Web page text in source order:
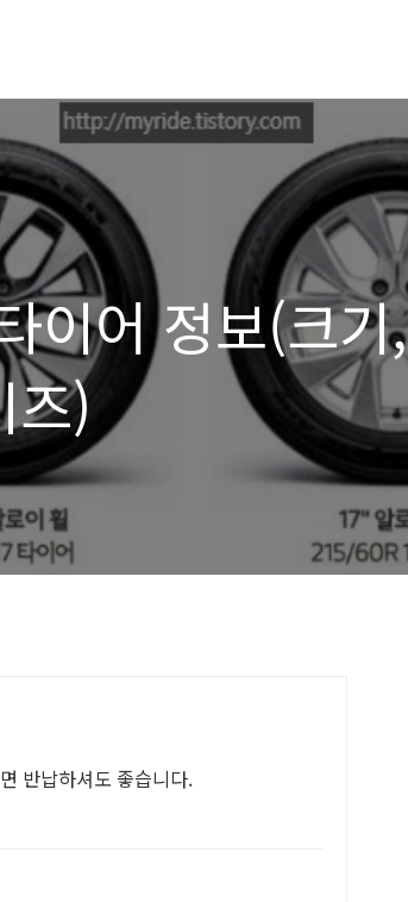
이어 정보(크기,
즈)
반납하셔도 좋습니다.